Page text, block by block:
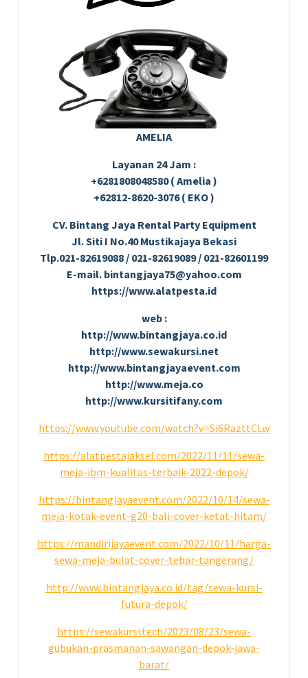
AMELIA
Layanan 24 Jam :
+6281808048580 ( Amelia )
+62812-8620-3076 ( EKO )
CV. Bintang Jaya Rental Party Equipment
Jl. Siti I No.40 Mustikajaya Bekasi
Tlp.021-82619088 / 021-82619089 / 021-82601199
E-mail. bintangjaya75@yahoo.com
https://www.alatpesta.id
web :
http://www.bintangjaya.co.id
http://www.sewakursi.net
http://www.bintangjayaevent.com
http://www.meja.co
http://www.kursitifany.com
https://www.youtube.com/watch?v=Si6RazttCLw
https://alatpestajaksel.com/2022/11/11/sewa-
meja-ibm-kualitas-terbaik-2022-depok/
https://bintangjayaevent.com/2022/10/14/sewa-
meja-kotak-event-g20-bali-cover-ketat-hitam/
https://mandirijayaevent.com/2022/10/11/harga-
sewa-meja-bulat-cover-tebar-tangerang/
http://www.bintangjaya.co.id/tag/sewa-kursi-
futura-depok/
https://sewakursi.tech/2023/08/23/sewa-
gubukan-prasmanan-sawangan-depok-jawa-
barat/